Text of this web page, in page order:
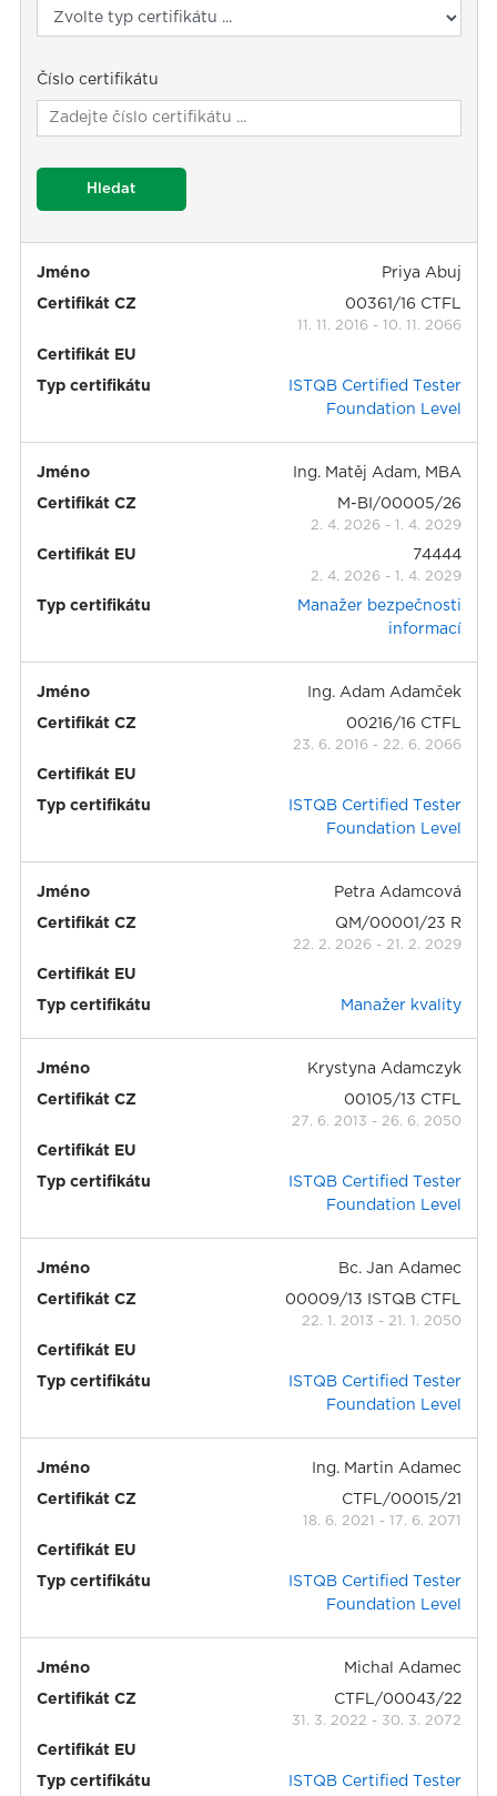
Číslo certifikátu
Hledat
Jméno
Priya Abuj
Certifikát CZ
00361/16 CTFL
11. 11. 2016 - 10. 11. 2066
Certifikát EU
Typ certifikátu
ISTQB Certified Tester
Foundation Level
Jméno
Ing. Matěj Adam, MBA
Certifikát CZ
M-BI/00005/26
2. 4. 2026 - 1. 4. 2029
Certifikát EU 74444
2. 4. 2026 - 1. 4. 2029
Typ certifikátu
Manažer bezpečnosti
informací
Jméno
Ing. Adam Adamček
Certifikát CZ
00216/16 CTFL
23. 6. 2016 - 22. 6. 2066
Certifikát EU
Typ certifikátu
ISTQB Certified Tester
Foundation Level
Jméno
Petra Adamcová
Certifikát CZ
QM/00001/23 R
22. 2. 2026 - 21. 2. 2029
Certifikát EU
Typ certifikátu
Manažer kvality
Jméno
Krystyna Adamczyk
Certifikát CZ
00105/13 CTFL
27. 6. 2013 - 26. 6. 2050
Certifikát EU
Typ certifikátu
ISTQB Certified Tester
Foundation Level
Jméno
Bc. Jan Adamec
Certifikát CZ
00009/13 ISTQB CTFL
22. 1. 2013 - 21. 1. 2050
Certifikát EU
Typ certifikátu
ISTQB Certified Tester
Foundation Level
Jméno
Ing. Martin Adamec
Certifikát CZ
CTFL/00015/21
18. 6. 2021 - 17. 6. 2071
Certifikát EU
Typ certifikátu
ISTQB Certified Tester
Foundation Level
Jméno
Michal Adamec
Certifikát CZ
CTFL/00043/22
31. 3. 2022 - 30. 3. 2072
Certifikát EU
Typ certifikátu
ISTQB Certified Tester